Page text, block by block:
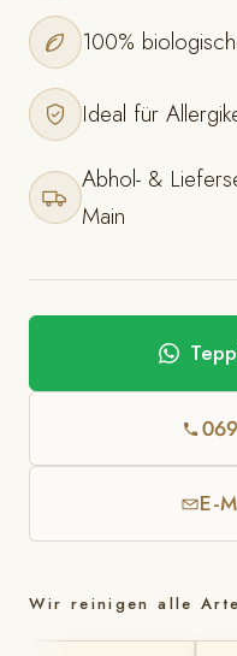
100%
Ideal für
Abhol- &
Main
E-
Wir reinigen alle